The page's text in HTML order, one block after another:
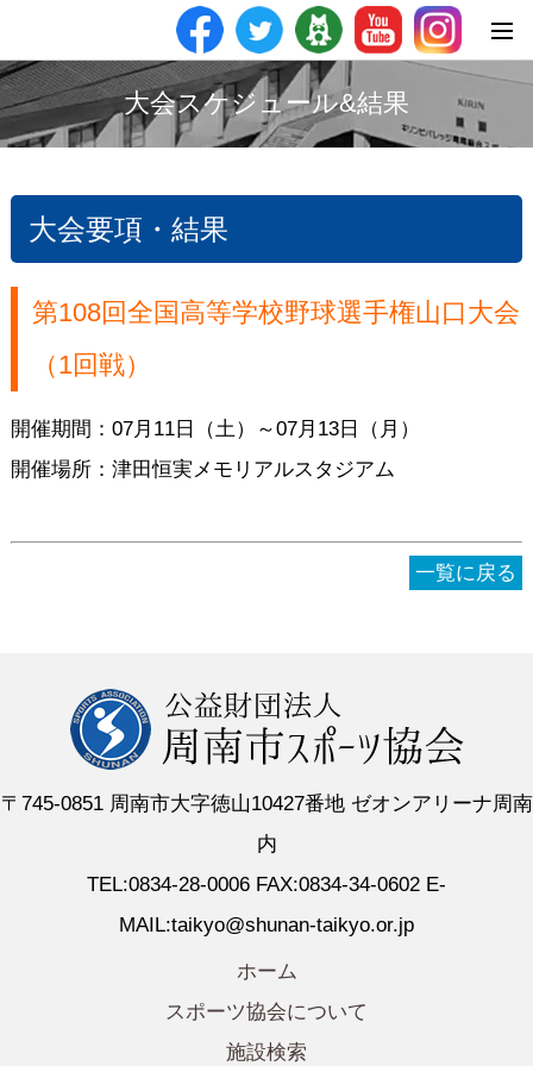
大会スケジュール&結果
大会要項・結果
第108回全国高等学校野球選手権山口大会
（1回戦）
開催期間：07月11日（土）～07月13日（月）
開催場所：津田恒実メモリアルスタジアム
一覧に戻る
〒745-0851 周南市大字徳山10427番地 ゼオンアリーナ周南
内
TEL:0834-28-0006 FAX:0834-34-0602 E-
MAIL:taikyo@shunan-taikyo.or.jp
ホーム
スポーツ協会について
施設検索